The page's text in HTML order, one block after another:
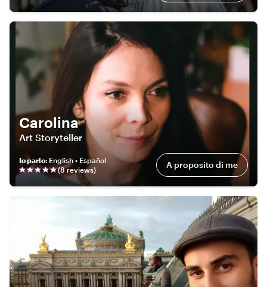
Carolina
Art Storyteller
Io parlo: English • Español
(8reviews) A proposito di me